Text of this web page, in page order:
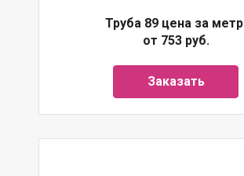
Труба 89 цена за метр
от 753 руб.
Заказать